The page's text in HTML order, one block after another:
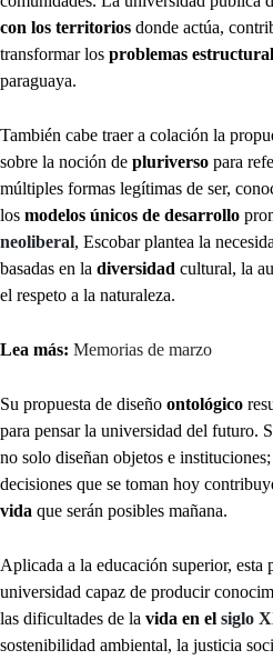
con los territorios donde actúa,
transformar los problemas
paraguaya.
También cabe traer a colación la
sobre la noción de pluriverso para
múltiples formas legítimas de ser,
los modelos únicos de desarrollo
neoliberal, Escobar plantea la
basadas en la diversidad cultural, la
el respeto a la naturaleza.
Lea más: Memorias de marzo
Su propuesta de diseño ontológico
para pensar la universidad del futuro.
no solo diseñan objetos e
decisiones que se toman hoy
vida que serán posibles mañana.
Aplicada a la educación superior, esta
universidad capaz de producir
las dificultades de la vida en el siglo
sostenibilidad ambiental, la justicia